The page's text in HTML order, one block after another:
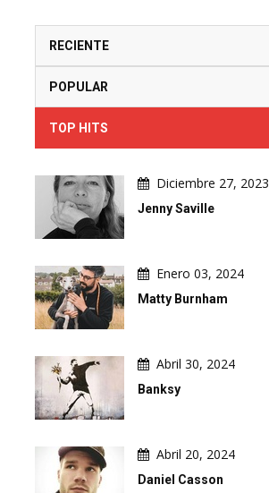
RECIENTE
POPULAR
TOP HITS
Diciembre 27, 2023
Jenny Saville
Enero 03, 2024
Matty Burnham
Abril 30, 2024
Banksy
Abril 20, 2024
Daniel Casson